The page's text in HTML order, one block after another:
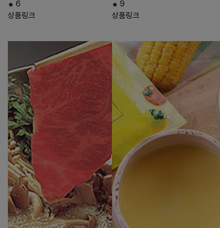
6
상품링크
9
상품링크